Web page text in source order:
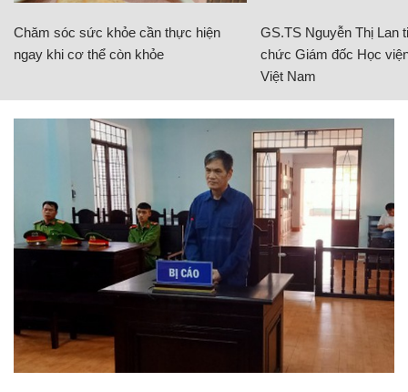
Chăm sóc sức khỏe cần thực hiện
ngay khi cơ thể còn khỏe
GS.TS Nguyễn Thị Lan
chức Giám đốc Học
Việt Nam